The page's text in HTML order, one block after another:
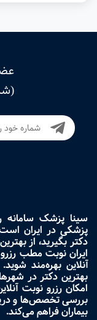
سینا پزشک سامانه
پزشکی در ایران
دکتر بگیرید، از
ایران نوبت مطب
آنلاین بهره‌مند
بهترین دکتر در
امکان رزرو نوبت
بررسی تخصص‌ها و
بیماران فراهم می‌کند.